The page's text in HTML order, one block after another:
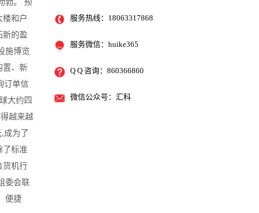
勃。 预
楼和户
新的盈
施博览
置、新
订单信
大约四
越来越
成为了
了标准
货机行
委会联
便捷
服务热线： 18063317868
服务微信：huike365
Q Q 咨询：860366860
微信公众号：汇科